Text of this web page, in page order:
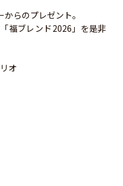
らのプレゼント。
福ブレンド2026」を是非
オ